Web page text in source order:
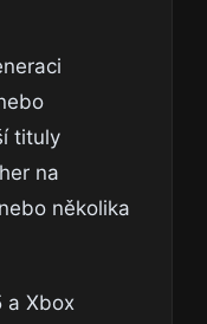
tituly
na
několika
a Xbox